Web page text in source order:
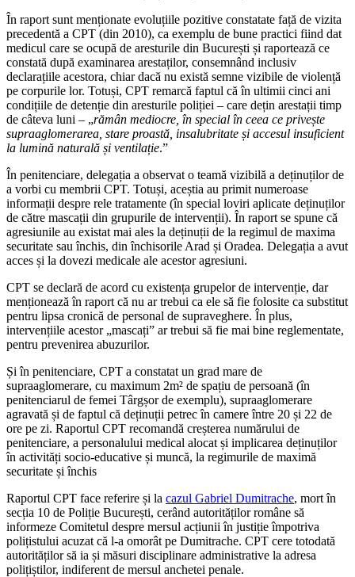
În raport sunt menționate evoluțiile pozitive constatate față de vizita
precedentă a CPT (din 2010), ca exemplu de bune practici fiind dat
medicul care se ocupă de aresturile din București și raportează ce
constată după examinarea arestaților, consemnând inclusiv
declarațiile acestora, chiar dacă nu există semne vizibile de violență
pe corpurile lor. Totuși, CPT remarcă faptul că în ultimii cinci ani
condițiile de detenție din aresturile poliției – care dețin arestații timp
de câteva luni – „rămân mediocre, în special în ceea ce privește
supraaglomerarea, stare proastă, insalubritate și accesul insuficient
la lumină naturală și ventilație.”
În penitenciare, delegația a observat o teamă vizibilă a deținuților de
a vorbi cu membrii CPT. Totuși, aceștia au primit numeroase
informații despre rele tratamente (în special loviri aplicate deținuților
de către mascații din grupurile de intervenții). În raport se spune că
agresiunile au existat mai ales la deținuții de la regimul de maxima
securitate sau închis, din închisorile Arad și Oradea. Delegația a avut
acces și la dovezi medicale ale acestor agresiuni.
CPT se declară de acord cu existența grupelor de intervenție, dar
menționează în raport că nu ar trebui ca ele să fie folosite ca substitut
pentru lipsa cronică de personal de supraveghere. În plus,
intervențiile acestor „mascați” ar trebui să fie mai bine reglementate,
pentru prevenirea abuzurilor.
Și în penitenciare, CPT a constatat un grad mare de
supraaglomerare, cu maximum 2m² de spațiu de persoană (în
penitenciarul de femei Târgșor de exemplu), supraaglomerare
agravată și de faptul că deținuții petrec în camere între 20 și 22 de
ore pe zi. Raportul CPT recomandă creșterea numărului de
penitenciare, a personalului medical alocat și implicarea deținuților
în activități socio-educative și muncă, la regimurile de maximă
securitate și închis
Raportul CPT face referire și la cazul Gabriel Dumitrache, mort în
secția 10 de Poliție București, cerând autorităților române să
informeze Comitetul despre mersul acțiunii în justiție împotriva
polițistului acuzat că l-a omorât pe Dumitrache. CPT cere totodată
autorităților să ia și măsuri disciplinare administrative la adresa
polițiștilor, indiferent de mersul anchetei penale.